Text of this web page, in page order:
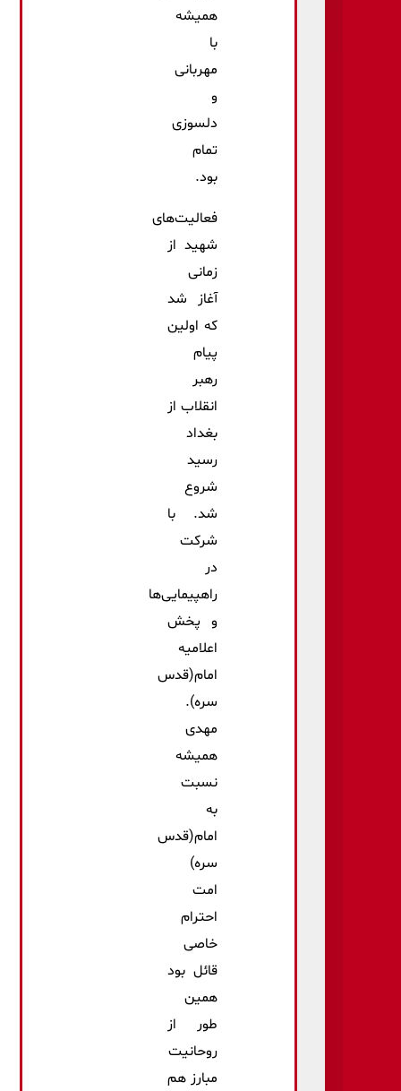
همیشه
با
مهربانی
و
دلسوزی
تمام
بود.
فعالیت‌های
شهید از
زمانی
آغاز شد
که اولین
پیام
رهبر
انقلاب از
بغداد
رسید
شروع
شد. با
شرکت
در
راهپیمایی‌ها
و پخش
اعلامیه
امام(قدس
سره).
مهدی
همیشه
نسبت
به
امام(قدس
سره)
امت
احترام
خاصی
قائل بود
همین
طور از
روحانیت
مبارز هم